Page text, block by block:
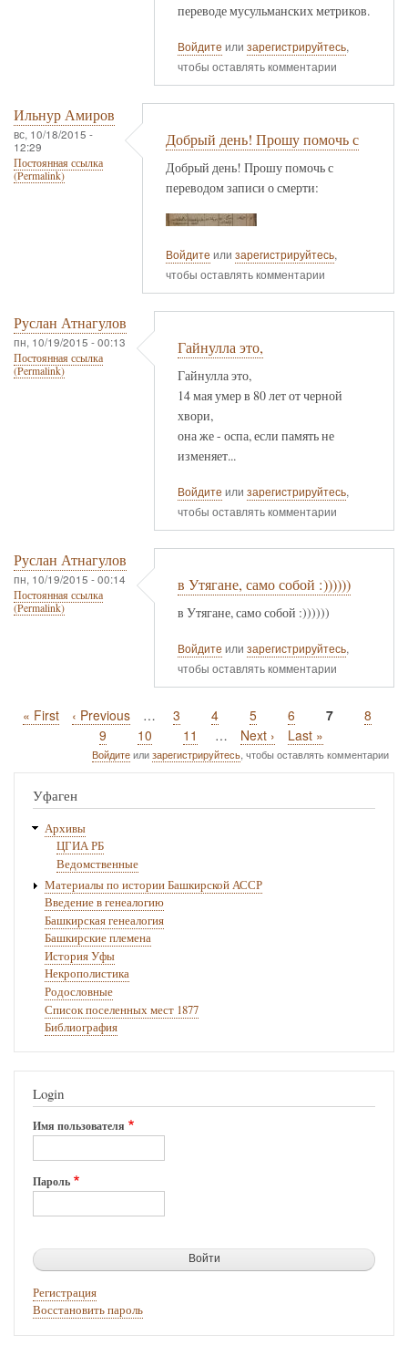
переводе мусульманских метриков.
Войдите или зарегистрируйтесь,
чтобы оставлять комментарии
Ильнур Амиров
вс, 10/18/2015 -
12:29
Постоянная ссылка
(Permalink)
Добрый день! Прошу помочь с
Добрый день! Прошу помочь с
переводом записи о смерти:
Войдите или зарегистрируйтесь,
чтобы оставлять комментарии
Руслан Атнагулов
пн, 10/19/2015 - 00:13
Постоянная ссылка
(Permalink)
Гайнулла это,
Гайнулла это,
14 мая умер в 80 лет от черной
хвори,
она же - оспа, если память не
изменяет...
Войдите или зарегистрируйтесь,
чтобы оставлять комментарии
Руслан Атнагулов
пн, 10/19/2015 - 00:14
Постоянная ссылка
(Permalink)
в Утягане, само собой :))))))
в Утягане, само собой :))))))
Войдите или зарегистрируйтесь,
чтобы оставлять комментарии
Нумерация
Первая
« First
Предыдущая
страница
‹ Previous … Page
3 Page
4 Page
5 Page
6
Текущая
7 Page
8
Page
9 Page
10 Page
11 …
Следующая
страница
Next ›
Последняя
страница
Last »
Войдитеилизарегистрируйтесь, чтобы оставлять комментарии
Уфаген
Архивы
ЦГИА РБ
Ведомственные
Материалы по истории Башкирской АССР
Введение в генеалогию
Башкирская генеалогия
Башкирские племена
История Уфы
Некрополистика
Родословные
Список поселенных мест 1877
Библиография
Login
Имя пользователя
Пароль
Регистрация
Восстановить пароль